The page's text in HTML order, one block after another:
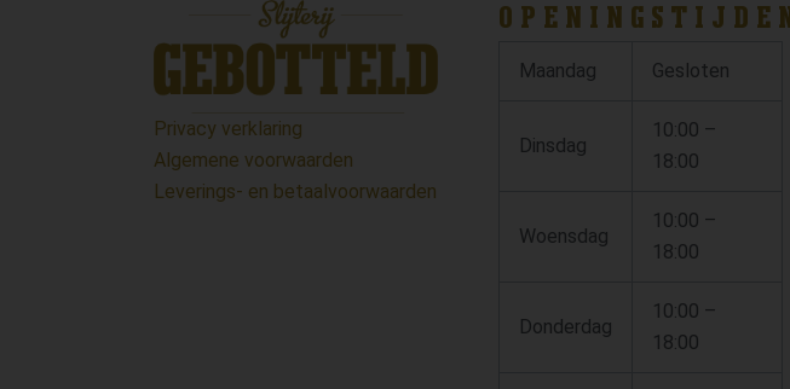
Privacy verklaring
Algemene voorwaarden
Leverings- en betaalvoorwaarden
OPENINGSTIJDEN
Maandag Gesloten
Dinsdag
10:00 –
18:00
Woensdag
10:00 –
18:00
Donderdag
10:00 –
18:00